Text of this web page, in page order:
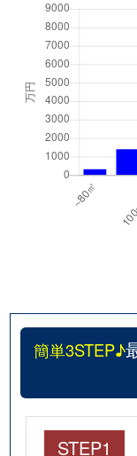
簡単3STEP♪
STEP1